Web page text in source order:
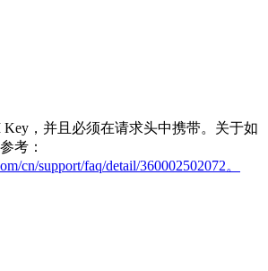
历史 (USER_DATA)
，并且必须在请求头中携带。关于如
考：
cn/support/faq/detail/360002502072。
历史 (USER_DATA)